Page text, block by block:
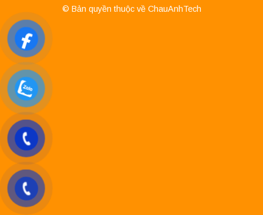
© Bản quyền thuộc về ChauAnhTech